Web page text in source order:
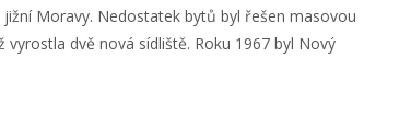
Moravy. Nedostatek bytů byl řešen masovou
dvě nová sídliště. Roku 1967 byl Nový